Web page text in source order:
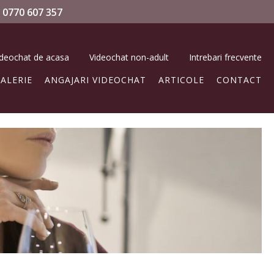
0770 607 357
de acasa Videochat non-adult
Intrebari frecvente
ANGAJARI VIDEOCHAT ARTICOLE CONTACT